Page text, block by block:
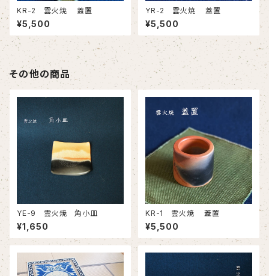
KR-2 雲火焼 蓋置
¥5,500
YR-2 雲火焼 蓋置
¥5,500
その他の商品
YE-9 雲火焼 角小皿
¥1,650
KR-1 雲火焼 蓋置
¥5,500